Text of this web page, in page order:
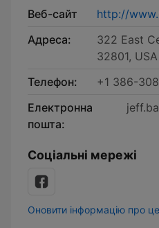
Веб-сайт
http://
Адреса:
322 East
32801, USA
Телефон:
+1 386-
Електронна
пошта:
Соціальні мережі
Оновити інформацію про